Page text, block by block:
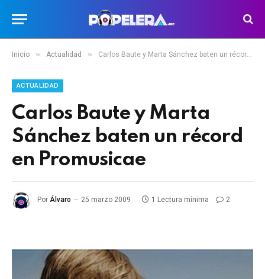
Inicio » Actualidad » Carlos Baute y Marta Sánchez baten un récord en Promusicae
ACTUALIDAD
Carlos Baute y Marta
Sánchez baten un récord
en Promusicae
Por Álvaro 25 marzo 2009 1 Lectura mínima 2